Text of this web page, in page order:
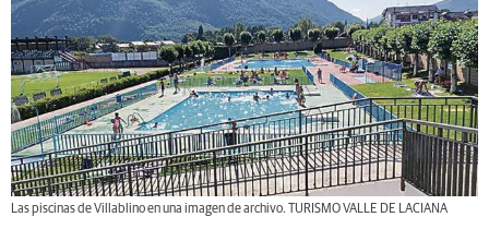
Las piscinas de Villablino en una imagen de archivo. TURISMO VALLE DE LACIANA